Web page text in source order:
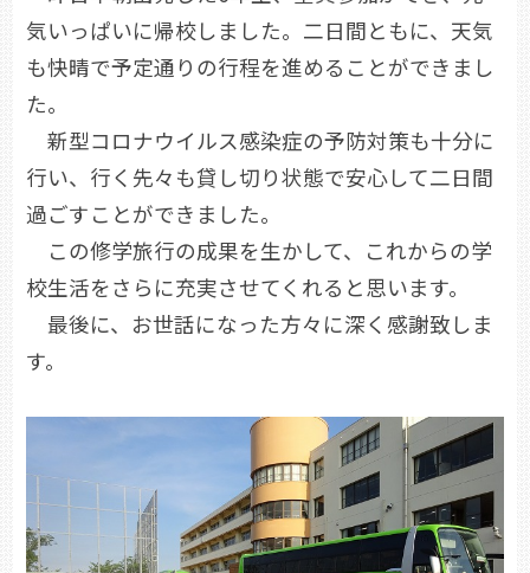
気いっぱいに帰校しました。二日間ともに、天気
も快晴で予定通りの行程を進めることができまし
た。
新型コロナウイルス感染症の予防対策も十分に
行い、行く先々も貸し切り状態で安心して二日間
過ごすことができました。
この修学旅行の成果を生かして、これからの学
校生活をさらに充実させてくれると思います。
最後に、お世話になった方々に深く感謝致しま
す。